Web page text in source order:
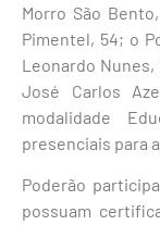
Morro São
Pimentel, 54; o
Leonardo Nunes,
José Carlos
modalidade
presenciais para
Poderão
possuam